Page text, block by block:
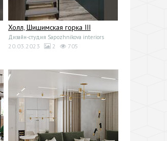
Холл, Шишимская горка III
Дизайн-студия Sapozhnikova interiors
20.03.2023 2 705